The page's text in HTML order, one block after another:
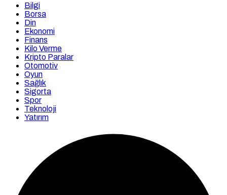
Bilgi
Borsa
Din
Ekonomi
Finans
Kilo Verme
Kripto Paralar
Otomotiv
Oyun
Sağlık
Sigorta
Spor
Teknoloji
Yatırım